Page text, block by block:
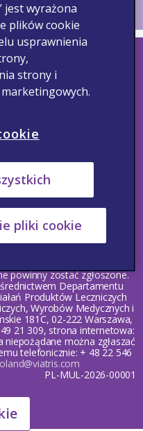
działań niepożądanych
Warunki korzystania
prawa zastrzeżone.
powinny zostać zgłoszone.
Departamentu
Produktów Leczniczych
Wyrobów Medycznych i
181C, 02-222 Warszawa,
21 309, strona internetowa:
niepożądane można zgłaszać
telefonicznie: + 48 22 546
PL-MUL-2026-00001
jest wyrażona
plików cookie
usprawnienia
strony i
pliki cookie